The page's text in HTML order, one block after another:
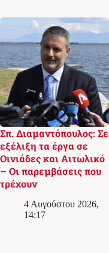
Σπ. Διαμαντόπουλος: Σε
εξέλιξη τα έργα σε
Οινιάδες και Αιτωλικό
– Οι παρεμβάσεις που
τρέχουν
4 Αυγούστου 2026,
14:17